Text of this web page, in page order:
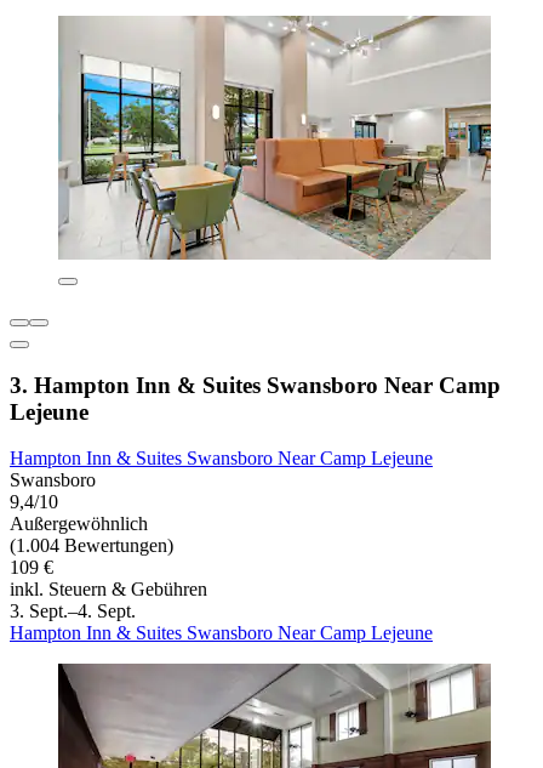
3. Hampton Inn & Suites Swansboro Near Camp
Lejeune
Hampton Inn & Suites Swansboro Near Camp Lejeune
Swansboro
9,4/10
Außergewöhnlich
(1.004 Bewertungen)
109 €
inkl. Steuern & Gebühren
3. Sept.–4. Sept.
Hampton Inn & Suites Swansboro Near Camp Lejeune